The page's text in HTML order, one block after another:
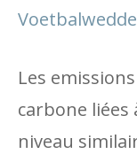
Les
carbone
niveau